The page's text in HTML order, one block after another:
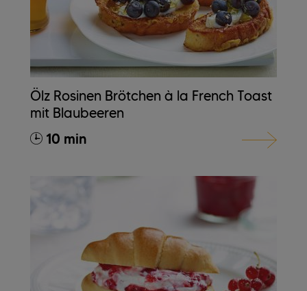
Ölz Rosinen Brötchen à la French Toast
mit Blaubeeren
10 min